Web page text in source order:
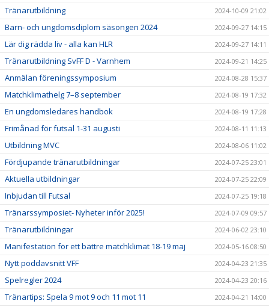
Tränarutbildning 2024-10-09 21:02
Barn- och ungdomsdiplom säsongen 2024 2024-09-27 14:15
Lär dig rädda liv - alla kan HLR 2024-09-27 14:11
Tränarutbildning SvFF D - Varnhem 2024-09-21 14:25
Anmälan föreningssymposium 2024-08-28 15:37
Matchklimathelg 7–8 september 2024-08-19 17:32
En ungdomsledares handbok 2024-08-19 17:28
Frimånad för futsal 1-31 augusti 2024-08-11 11:13
Utbildning MVC 2024-08-06 11:02
Fördjupande tränarutbildningar 2024-07-25 23:01
Aktuella utbildningar 2024-07-25 22:09
Inbjudan till Futsal 2024-07-25 19:18
Tränarssymposiet- Nyheter inför 2025! 2024-07-09 09:57
Tränarutbildningar 2024-06-02 23:10
Manifestation för ett bättre matchklimat 18-19 maj 2024-05-16 08:50
Nytt poddavsnitt VFF 2024-04-23 21:35
Spelregler 2024 2024-04-23 20:16
Tränartips: Spela 9 mot 9 och 11 mot 11 2024-04-21 14:00